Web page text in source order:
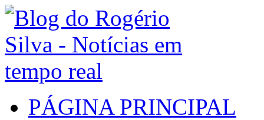
PÁGINA PRINCIPAL